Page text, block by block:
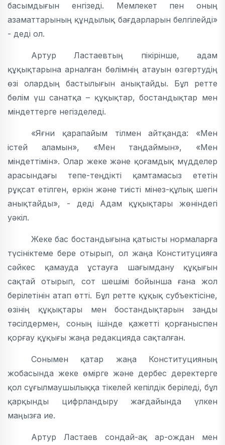
басымдығын енгізеді. Мемлекет пен оның
азаматтарының құндылық бағдарларын белгілейді»
- деді ол.
Артур Ластаевтың пікірінше, адам
құқықтарына арналған бөлімнің атауын өзгертудің
өзі олардың бастылығын анықтайды. Бұл ретте
бөлім үш санатқа – құқықтар, бостандықтар мен
міндеттерге негізделеді.
«Яғни қарапайым тілмен айтқанда: «Мен
істей аламын», «Мен таңдаймын», «Мен
міндеттімін». Олар жеке және қоғамдық мүдделер
арасындағы тепе-теңдікті қамтамасыз ететін
рұқсат етілген, еркін және тиісті мінез-құлық шегін
анықтайды», - деді Адам құқықтары жөніндегі
уәкіл.
Жеке бас бостандығына қатысты нормаларға
түсініктеме бере отырып, ол жаңа Конституцияға
сәйкес қамауда ұстауға шағымдану құқығын
сақтай отырып, сот шешімі бойынша ғана жол
берілетінін атап өтті. Бұл ретте құқық субъектісіне,
өзінің құқықтары мен бостандықтарын заңды
тәсілдермен, соның ішінде қажетті қорғаныспен
қорғау құқығы жаңа редакцияда сақталған.
Сонымен қатар жаңа Конституцияның
жобасында жеке өмірге және дербес деректерге
қол сұғылмаушылыққа тікелей кепілдік беріледі, бұл
қарқынды цифрландыру жағдайында үлкен
маңызға ие.
Артур Ластаев сондай-ақ ар-ождан мен